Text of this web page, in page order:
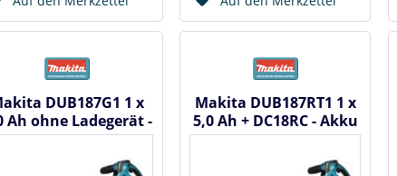
DUB187G1 1 x
Ah ohne Ladegerät -
Laubbläser und...
Makita DUB187RT1 1 x
5,0 Ah + DC18RC - Akku
Laubbläser und -sauger